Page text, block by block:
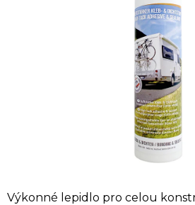
Výkonné lepidlo pro celou